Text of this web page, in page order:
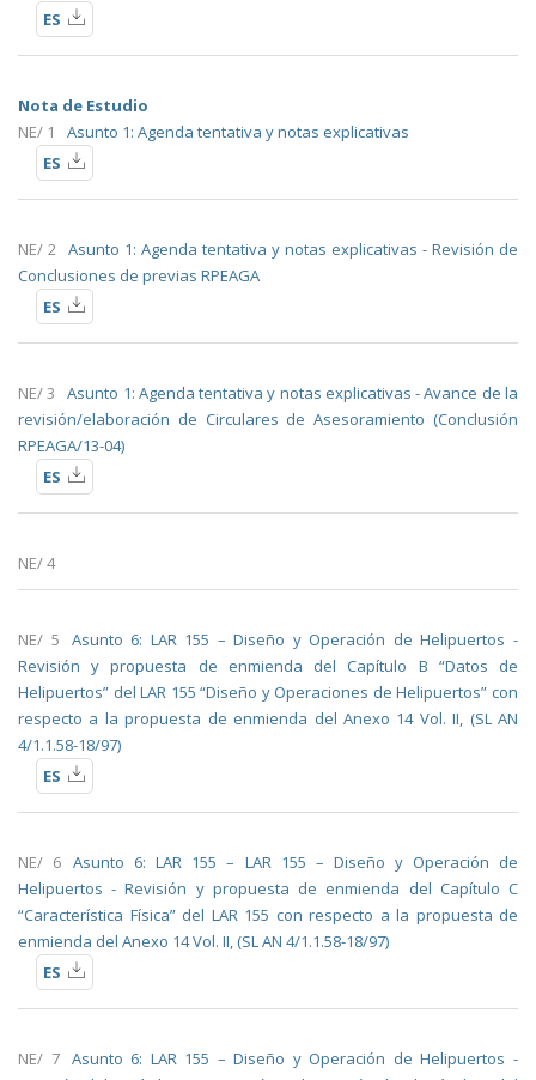
ES
Nota de Estudio
NE/ 1
Asunto 1: Agenda tentativa y notas explicativas
ES
NE/ 2 Asunto 1: Agenda tentativa y notas explicativas - Revisión de
Conclusiones de previas RPEAGA
ES
NE/ 3
Asunto 1: Agenda tentativa y notas explicativas - Avance de la
revisión/elaboración de Circulares de Asesoramiento (Conclusión
RPEAGA/13-04)
ES
NE/ 4
NE/ 5
Asunto 6: LAR 155 – Diseño y Operación de Helipuertos -
Revisión y propuesta de enmienda del Capítulo B “Datos de
Helipuertos” del LAR 155 “Diseño y Operaciones de Helipuertos” con
respecto a la propuesta de enmienda del Anexo 14 Vol. II, (SL AN
4/1.1.58-18/97)
ES
NE/ 6 Asunto 6: LAR 155 – LAR 155 – Diseño y Operación de
Helipuertos - Revisión y propuesta de enmienda del Capítulo C
“Característica Física” del LAR 155 con respecto a la propuesta de
enmienda del Anexo 14 Vol. II, (SL AN 4/1.1.58-18/97)
ES
NE/ 7 Asunto 6: LAR 155 – Diseño y Operación de Helipuertos -